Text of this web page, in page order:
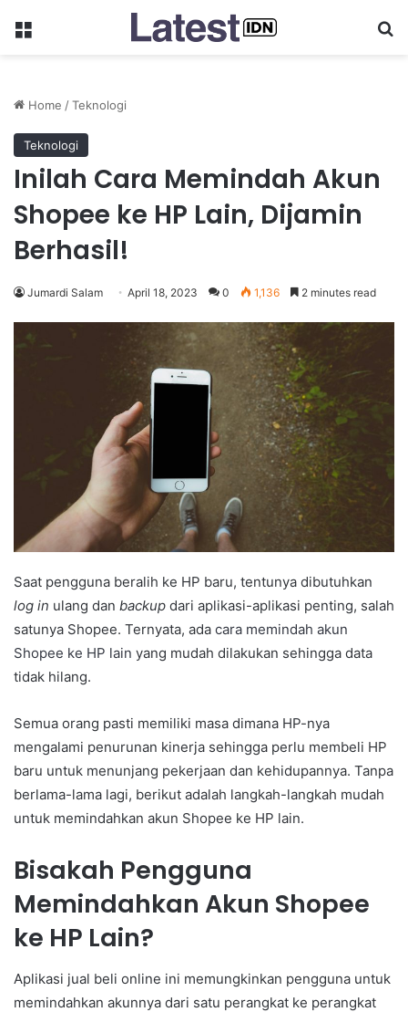
Menu
Home /Teknologi
Teknologi
Inilah Cara Memindah Akun
Shopee ke HP Lain, Dijamin
Berhasil!
Jumardi Salam April 18, 2023 0 1,136 2 minutes read
Saat pengguna beralih ke HP baru, tentunya dibutuhkan
log in ulang dan backup dari aplikasi-aplikasi penting, salah
satunya Shopee. Ternyata, ada cara memindah akun
Shopee ke HP lain yang mudah dilakukan sehingga data
tidak hilang.
Semua orang pasti memiliki masa dimana HP-nya
mengalami penurunan kinerja sehingga perlu membeli HP
baru untuk menunjang pekerjaan dan kehidupannya. Tanpa
berlama-lama lagi, berikut adalah langkah-langkah mudah
untuk memindahkan akun Shopee ke HP lain.
Bisakah Pengguna
Memindahkan Akun Shopee
ke HP Lain?
Aplikasi jual beli online ini memungkinkan pengguna untuk
memindahkan akunnya dari satu perangkat ke perangkat